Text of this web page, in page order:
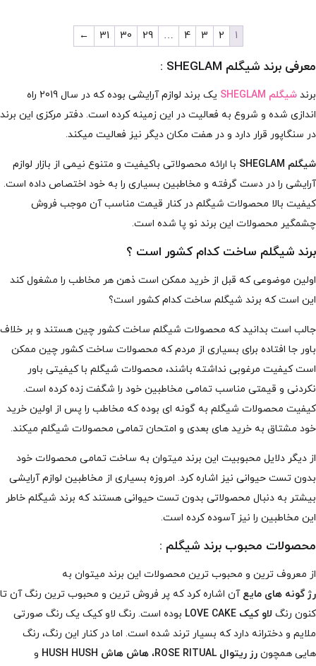
1
2
3
4
…
29
30
31
←
معرفی برند شیگلم SHEGLAM :
برند شیگلم SHEGLAM
یک برند لوازم آرایشی بوده که در سال 2019 راه
اندازی شده و شروع به فعالیت در این زمینه کرده است. دفتر مرکزی این برند
در سنگاپور قرار دارد و در هفت مکان دیگر نیز فعالیت میکند.
شیگلم SHEGLAM
با ارائه محصولاتی باکیفیت و متنوع نیمی از بازار لوازم
آرایشی را در دست گرفته و مخاطبین بسیاری را به خود اختصاص داده است.
کیفیت بالا محصولات شیگلم در کنار قیمت مناسب آن موجب فروش
چشمگیر محصولات این برند نو پا شده است.
برند شیگلم ساخت کدام کشور است ؟
اولین موضوعی که قبل از خرید ممکن است ذهن هر مخاطب را مشغول کند
این است که برند شیگلم ساخت کدام کشور است؟
جالب است بدانید که محصولات شیگلم ساخت کشور چین هستند و بر خلاف
باور جا افتاده برای بسیاری از مردم که محصولات ساخت کشور چین ممکن
است کیفیت مرغوبی نداشته باشند، محصولات شیگلم با کیفیتی باور
نکردنی و قیمتی مناسب تمامی مخاطبین خود را شگفت زده کرده است.
کیفیت محصولات شیگلم به گونه ای بوده که مخاطب را پس از اولین خرید
خود مشتاق به خرید های بعدی و امتحان تمامی محصولات شیگلم میکند.
از دیگر دلایل محبوبیت این برند میتوان به ساخت تمامی محصولات خود
بدون تست حیوانی نیز اشاره کرد. امروزه بسیاری از مخاطبین لوازم آرایشی
بیشتر به دنبال محصولاتی بدون تست حیوانی هستند که برند شیگلم خاطر
این مخاطبین را نیز آسوده کرده است.
محصولات محبوب برند شیگلم :
از معروف ترین و محبوب ترین محصولات این برند میتوان به
رژ گونه های مایع آن اشاره کرد که پر فروش ترین و محبوب ترین رنگ آن تا
کنون رنگ لاو کیک LOVE CAKE
بوده است. رنگ لاو کیک یک رنگ صورتی
ملایم و دخترانه دارد که بسیار ترند شده است. اما در کنار این رنگ، رنگ
هایی همچون رز ریتوال ROSE RITUAL ، هاش هاش HUSH HUSH
و